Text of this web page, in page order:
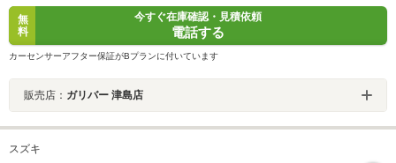
無
料
今すぐ在庫確認・見積依頼
電話する
カーセンサーアフター保証がBプランに付いています
販売店： ガリバー 津島店
スズキ